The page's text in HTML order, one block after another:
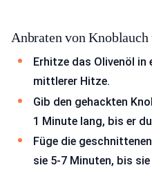
Anbraten von Knoblauch
Erhitze das Olivenöl in
mittlerer Hitze.
Gib den gehackten
1 Minute lang, bis er
Füge die
sie 5-7 Minuten, bis